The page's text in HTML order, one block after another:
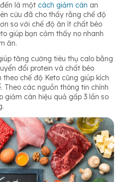
là một cách giảm cân an
cứu đã cho thấy rằng chế độ
so với chế độ ăn ít chất béo
giúp bạn cảm thấy no nhanh
ăn.
tăng cường tiêu thụ calo bằng
đổi protein và chất béo
chế độ Keto cũng giúp kích
các nguồn thông tin chính
giảm cân hiệu quả gấp 3 lần so